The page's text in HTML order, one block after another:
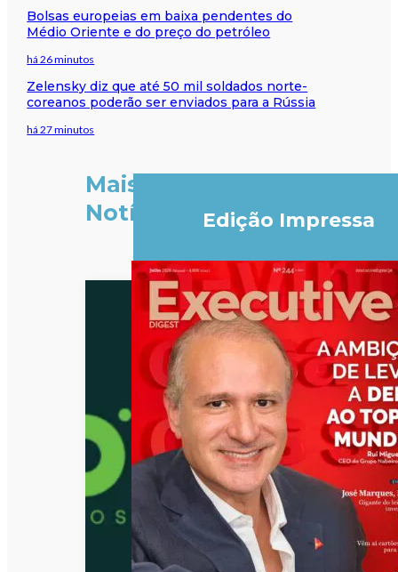
Bolsas europeias em baixa pendentes do
Médio Oriente e do preço do petróleo
há 26 minutos
Zelensky diz que até 50 mil soldados norte-
coreanos poderão ser enviados para a Rússia
há 27 minutos
Mais
Notícias
Edição Impressa